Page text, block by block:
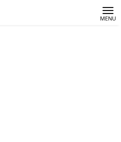
MENU